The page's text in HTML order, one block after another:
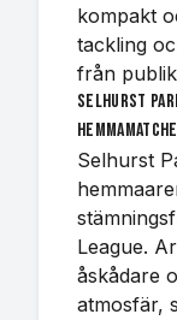
kompakt
tackling
från
Selhurst
Selhurst
League.
åskådare
atmosfär,